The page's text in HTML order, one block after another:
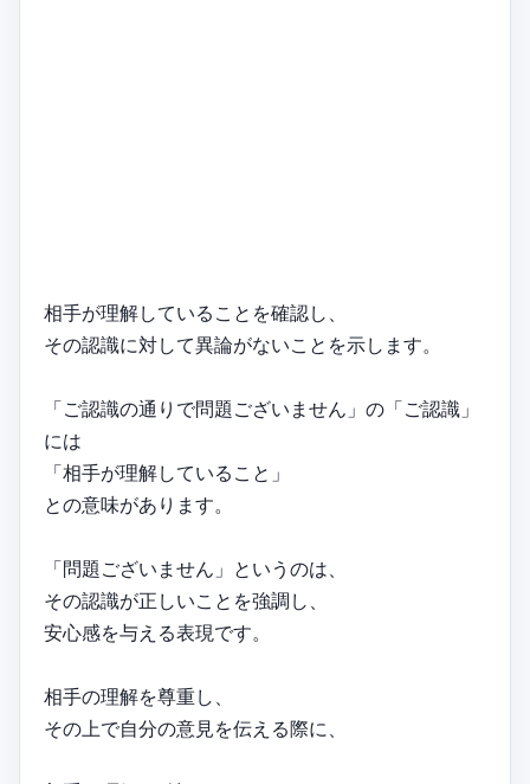
相手が理解していることを確認し、
その認識に対して異論がないことを示します。
「ご認識の通りで問題ございません」の「ご認識」
には
「相手が理解していること」
との意味があります。
「問題ございません」というのは、
その認識が正しいことを強調し、
安心感を与える表現です。
相手の理解を尊重し、
その上で自分の意見を伝える際に、